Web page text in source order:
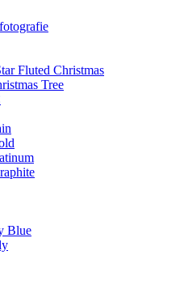
Fluted Christmas
Tree
Blue